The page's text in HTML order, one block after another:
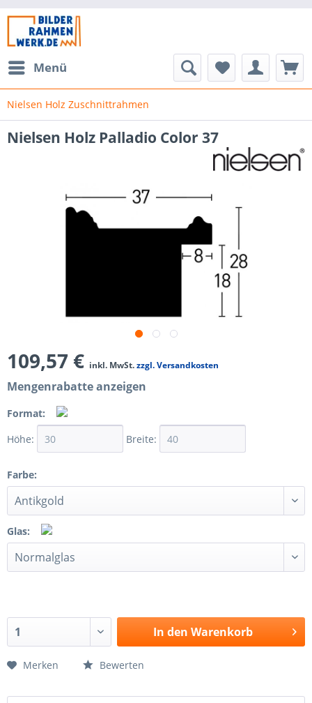
Menü
Nielsen Holz Zuschnittrahmen
Nielsen Holz Palladio Color 37
109,57 € inkl. MwSt.zzgl. Versandkosten
Mengenrabatte anzeigen
Format:
Höhe:
Breite:
Farbe:
Glas:
In den Warenkorb
Merken Bewerten